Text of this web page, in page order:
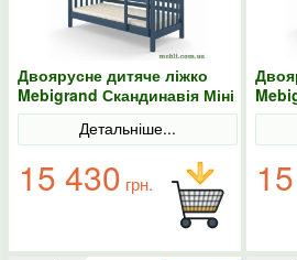
Двоярусне дитяче ліжко
Mebigrand Скандинавія Міні
Синій (S 7010 R 90B) 80х190
Детальніше...
15 430 грн.